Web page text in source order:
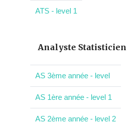
ATS - level 1
Analyste Statisticien
AS 3ème année - level
AS 1ère année - level 1
AS 2ème année - level 2